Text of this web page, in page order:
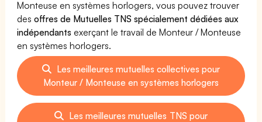
Monteuse en systèmes horlogers, vous pouvez trouver
desoffres de Mutuelles TNS spécialement dédiées aux
indépendants exerçant le travail de Monteur / Monteuse
en systèmes horlogers.
Les meilleures mutuelles collectives pour
Monteur / Monteuse en systèmes horlogers
Les meilleures mutuelles TNS pour